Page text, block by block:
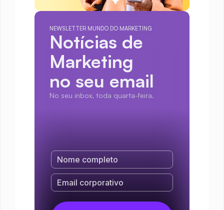
NEWSLETTER MUNDO DO MARKETING
Notícias de
Marketing
no seu email
No seu inbox, toda quarta-feira.